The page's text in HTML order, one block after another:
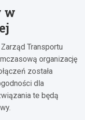
w
Transportu
organizację
została
dla
te będą